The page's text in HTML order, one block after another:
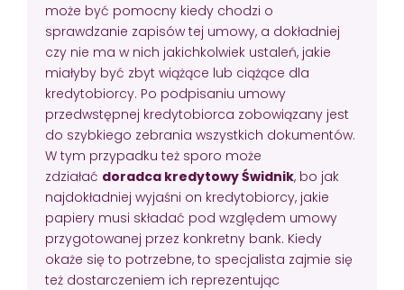
może być pomocny kiedy chodzi o
sprawdzanie zapisów tej umowy, a dokładniej
czy nie ma w nich jakichkolwiek ustaleń, jakie
miałyby być zbyt wiążące lub ciążące dla
kredytobiorcy. Po podpisaniu umowy
przedwstępnej kredytobiorca zobowiązany jest
do szybkiego zebrania wszystkich dokumentów.
W tym przypadku też sporo może
zdziałać doradca kredytowy Świdnik, bo jak
najdokładniej wyjaśni on kredytobiorcy, jakie
papiery musi składać pod względem umowy
przygotowanej przez konkretny bank. Kiedy
okaże się to potrzebne, to specjalista zajmie się
też dostarczeniem ich reprezentując